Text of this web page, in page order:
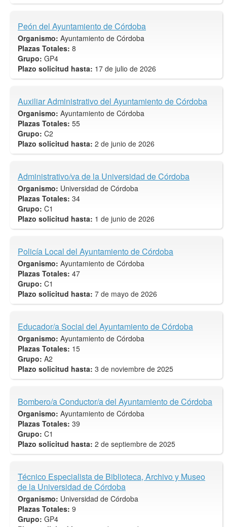
Peón del Ayuntamiento de Córdoba
Organismo: Ayuntamiento de Córdoba
Plazas Totales: 8
Grupo: GP4
Plazo solicitud hasta: 17 de julio de 2026
Auxiliar Administrativo del Ayuntamiento de Córdoba
Organismo: Ayuntamiento de Córdoba
Plazas Totales: 55
Grupo: C2
Plazo solicitud hasta: 2 de junio de 2026
Administrativo/va de la Universidad de Córdoba
Organismo: Universidad de Córdoba
Plazas Totales: 34
Grupo: C1
Plazo solicitud hasta: 1 de junio de 2026
Policía Local del Ayuntamiento de Córdoba
Organismo: Ayuntamiento de Córdoba
Plazas Totales: 47
Grupo: C1
Plazo solicitud hasta: 7 de mayo de 2026
Educador/a Social del Ayuntamiento de Córdoba
Organismo: Ayuntamiento de Córdoba
Plazas Totales: 15
Grupo: A2
Plazo solicitud hasta: 3 de noviembre de 2025
Bombero/a Conductor/a del Ayuntamiento de Córdoba
Organismo: Ayuntamiento de Córdoba
Plazas Totales: 39
Grupo: C1
Plazo solicitud hasta: 2 de septiembre de 2025
Técnico Especialista de Biblioteca, Archivo y Museo
de la Universidad de Córdoba
Organismo: Universidad de Córdoba
Plazas Totales: 9
Grupo: GP4